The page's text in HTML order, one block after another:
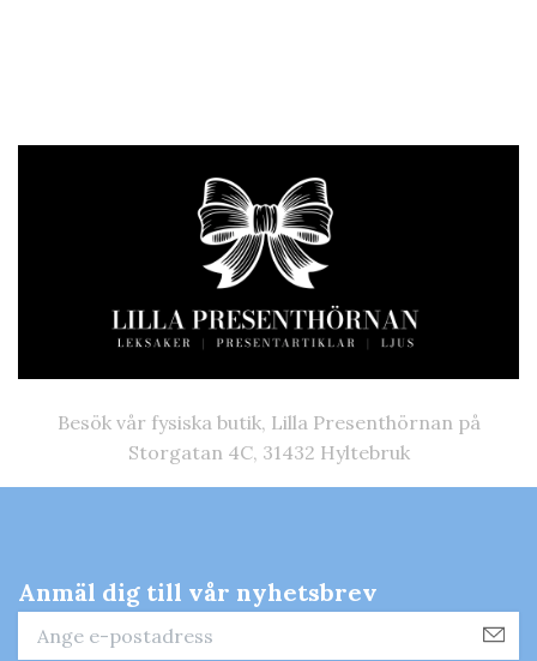
Besök vår fysiska butik, Lilla Presenthörnan på
Storgatan 4C, 31432 Hyltebruk
Anmäl dig till vår nyhetsbrev